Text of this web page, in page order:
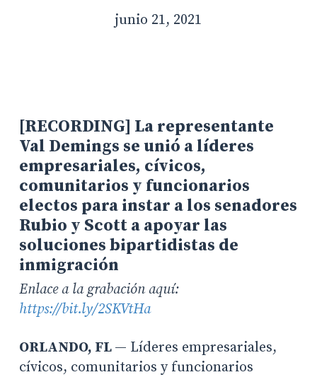
junio 21, 2021
[RECORDING] La representante
Val Demings se unió a líderes
empresariales, cívicos,
comunitarios y funcionarios
electos para instar a los senadores
Rubio y Scott a apoyar las
soluciones bipartidistas de
inmigración
Enlace a la grabación aquí:
https://bit.ly/2SKVtHa
ORLANDO, FL — Líderes empresariales,
cívicos, comunitarios y funcionarios